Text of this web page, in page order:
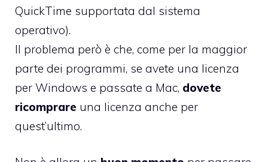
QuickTime supportata dal sistema
operativo).
Il problema però è che, come per la maggior
parte dei programmi, se avete una licenza
per Windows e passate a Mac, dovete
ricomprare una licenza anche per
quest’ultimo.